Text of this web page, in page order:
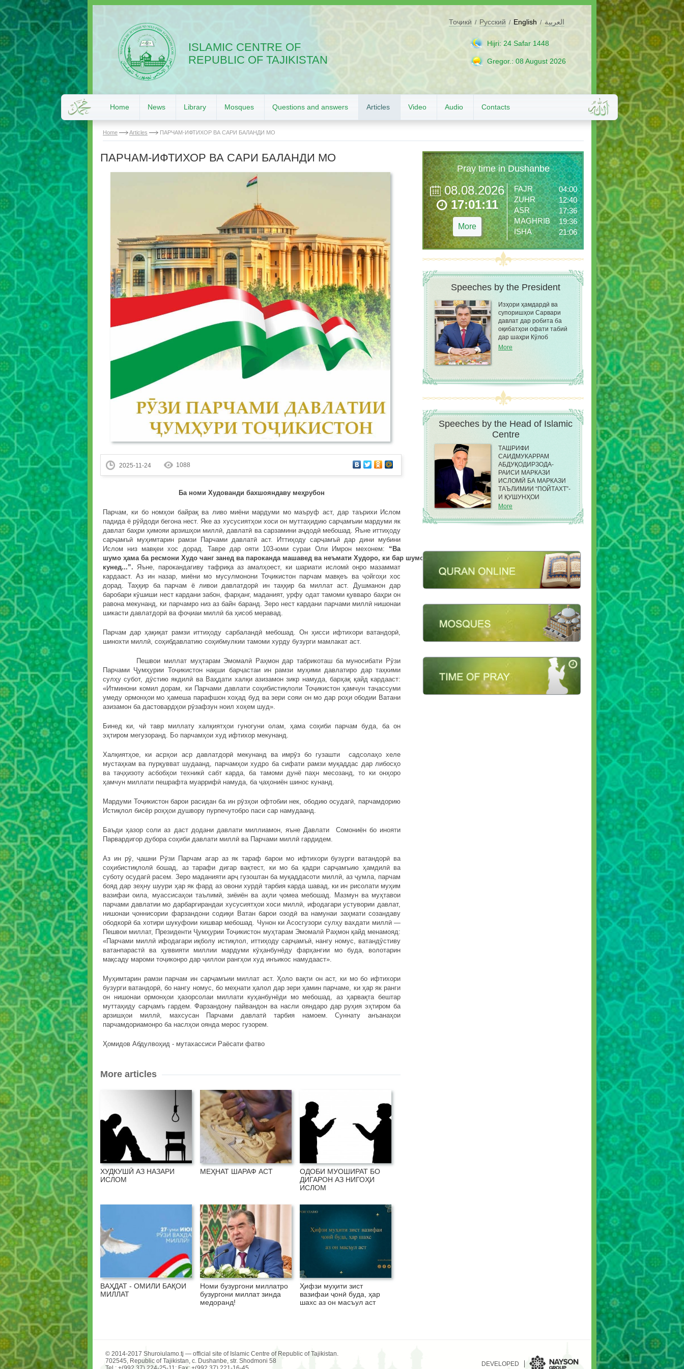
ISLAMIC CENTRE OF
REPUBLIC OF TAJIKISTAN
Тоҷикӣ / Русский / English / العربية
Hijri: 24 Safar 1448
Gregor.: 08 August 2026
Home News Library Mosques Questions and answers Articles Video Audio Contacts
Home Articles ПАРЧАМ-ИФТИХОР ВА САРИ БАЛАНДИ МО
ПАРЧАМ-ИФТИХОР ВА САРИ БАЛАНДИ МО
2025-11-24 1088
Ба номи Худованди бахшояндаву меҳрубон
Парчам, ки бо номҳои байрақ ва ливо миёни мардуми мо маъруф аст, дар таърихи Ислом
падида ё рӯйдоди бегона нест. Яке аз хусусиятҳои хоси он муттаҳидию сарҷамъии мардуми як
давлат баҳри ҳимояи арзишҳои миллӣ, давлатӣ ва сарзамини аҷдодӣ мебошад. Яъне иттиҳоду
сарҷамъӣ муҳимтарин рамзи Парчами давлатӣ аст. Иттиҳоду сарҷамъӣ дар дини мубини
Ислом низ мавқеи хос дорад. Тавре дар ояти 103-юми сураи Оли Имрон мехонем: “Ва
шумо ҳама ба ресмони Худо чанг занед ва пароканда машавед ва неъмати Худоро, ки бар шумост
кунед...”. Яъне, парокандагиву тафриқа аз амалҳоест, ки шариати исломӣ онро мазаммат
кардааст. Аз ин назар, миёни мо мусулмонони Тоҷикистон парчам мавқеъ ва ҷойгоҳи хос
дорад. Таҳқир ба парчам ё ливои давлатдорӣ ин таҳқир ба миллат аст. Душманон дар
баробари кӯшиши нест кардани забон, фарҳанг, маданият, урфу одат тамоми қувваро баҳри он
равона мекунанд, ки парчамро низ аз байн баранд. Зеро нест кардани парчами миллӣ нишонаи
шикасти давлатдорӣ ва фоҷиаи миллӣ ба ҳисоб меравад.
Парчам дар ҳақиқат рамзи иттиҳоду сарбаландӣ мебошад. Он ҳисси ифтихори ватандорӣ,
шинохти миллӣ, соҳибдавлатию соҳибмулкии тамоми хурду бузурги мамлакат аст.
Пешвои миллат муҳтарам Эмомалӣ Раҳмон дар табрикоташ ба муносибати Рӯзи
Парчами Ҷумҳурии Тоҷикистон нақши барҷастаи ин рамзи муҳими давлатиро дар таҳкими
сулҳу субот, дӯстию якдилӣ ва Ваҳдати халқи азизамон зикр намуда, барҳақ қайд кардааст:
«Итминони комил дорам, ки Парчами давлати соҳибистиқлоли Тоҷикистон ҳамчун таҷассуми
умеду ормонҳои мо ҳамеша парафшон хоҳад буд ва зери сояи он мо дар роҳи ободии Ватани
азизамон ба дастовардҳои рӯзафзун ноил хоҳем шуд».
Бинед ки, чӣ тавр миллату халқиятҳои гуногуни олам, ҳама соҳиби парчам буда, ба он
эҳтиром мегузоранд. Бо парчамҳои худ ифтихор мекунанд.
Халқиятҳое, ки асрҳои аср давлатдорӣ мекунанд ва имрӯз бо гузашти садсолаҳо хеле
мустаҳкам ва пурқувват шудаанд, парчамҳои худро ба сифати рамзи муқаддас дар либосҳо
ва таҷҳизоту асбобҳои техникӣ сабт карда, ба тамоми дунё паҳн месозанд, то ки онҳоро
ҳамчун миллати пешрафта муаррифӣ намуда, ба ҷаҳониён шинос кунанд.
Мардуми Тоҷикистон барои расидан ба ин рӯзҳои офтобии нек, ободию осудагӣ, парчамдорию
Истиқлол бисёр роҳҳои душвору пурпечутобро паси сар намудаанд.
Баъди ҳазор соли аз даст додани давлати миллиамон, яъне Давлати Сомониён бо инояти
Парвардигор дубора соҳиби давлати миллӣ ва Парчами миллӣ гардидем.
Аз ин рӯ, ҷашни Рӯзи Парчам агар аз як тараф барои мо ифтихори бузурги ватандорӣ ва
соҳибистиқлолӣ бошад, аз тарафи дигар вақтест, ки мо ба қадри сарҷамъию ҳамдилӣ ва
суботу осудагӣ расем. Зеро маданияти арҷ гузоштан ба муқаддасоти миллӣ, аз ҷумла, парчам
бояд дар зеҳну шуури ҳар як фард аз овони хурдӣ тарбия карда шавад, ки ин рисолати муҳим
вазифаи оила, муассисаҳои таълимӣ, зиёиён ва аҳли ҷомеа мебошад. Мазмун ва муҳтавои
парчами давлатии мо дарбаргирандаи хусусиятҳои хоси миллӣ, ифодагари устувории давлат,
нишонаи ҷоннисории фарзандони содиқи Ватан барои озодӣ ва намунаи заҳмати созандаву
ободкорӣ ба хотири шукуфоии кишвар мебошад. Чунон ки Асосгузори сулҳу вахдати миллӣ —
Пешвои миллат, Президенти Ҷумҳурии Тоҷикистон муҳтарам Эмомалӣ Раҳмон қайд менамояд:
«Парчами миллӣ ифодагари иқболу истиқлол, иттиҳоду сарҷамъӣ, нангу номус, ватандӯстиву
ватанпарастӣ ва ҳуввияти миллии мардуми кӯҳанбунёду фарҳангии мо буда, волотарин
мақсаду мароми тоҷиконро дар ҷиллои рангҳои худ инъикос намудааст».
Муҳимтарин рамзи парчам ин сарҷамъии миллат аст. Ҳоло вақти он аст, ки мо бо ифтихори
бузурги ватандорӣ, бо нангу номус, бо меҳнати ҳалол дар зери ҳамин парчаме, ки ҳар як ранги
он нишонаи ормонҳои ҳазорсолаи миллати куҳанбунёди мо мебошад, аз ҳарвақта бештар
муттаҳиду сарҷамъ гардем. Фарзандону пайвандон ва насли ояндаро дар руҳия эҳтиром ба
арзишҳои миллӣ, махсусан Парчами давлатӣ тарбия намоем. Суннату анъанаҳои
парчамдориамонро ба наслҳои оянда мерос гузорем.
Ҳомидов Абдулвоҳид - мутахассиси Раёсати фатво
More articles
ХУДКУШӢ АЗ НАЗАРИ
ИСЛОМ
МЕҲНАТ ШАРАФ АСТ
ОДОБИ МУОШИРАТ БО
ДИГАРОН АЗ НИГОҲИ
ИСЛОМ
ВАҲДАТ - ОМИЛИ БАҚОИ
МИЛЛАТ
Номи бузургони миллатро
бузургони миллат зинда
медоранд!
Ҳифзи муҳити зист
вазифаи ҷонӣ буда, ҳар
шахс аз он масъул аст
Pray time in Dushanbe
08.08.2026
17:01:13
More
FAJR
04:00
ZUHR
12:40
ASR
17:36
MAGHRIB
19:36
ISHA
21:06
Speeches by the President
Изҳори ҳамдардӣ ва
супоришҳои Сарвари
давлат дар робита ба
оқибатҳои офати табиӣ
дар шаҳри Кӯлоб
More
Speeches by the Head of Islamic
Сentre
ТАШРИФИ
САИДМУКАРРАМ
АБДУҚОДИРЗОДА-
РАИСИ МАРКАЗИ
ИСЛОМӢ БА МАРКАЗИ
ТАЪЛИМИИ “ПОЙТАХТ”-
И ҚУШУНҲОИ
САРҲАДИИ КДАМ ДАР
ШАҲРИ ДУШАНБЕ
More
© 2014-2017 Shuroiulamo.tj — official site of Islamic Centre of Republic of Tajikistan.
702545, Republic of Tajikistan, c. Dushanbe, str. Shodmoni 58
DEVELOPED